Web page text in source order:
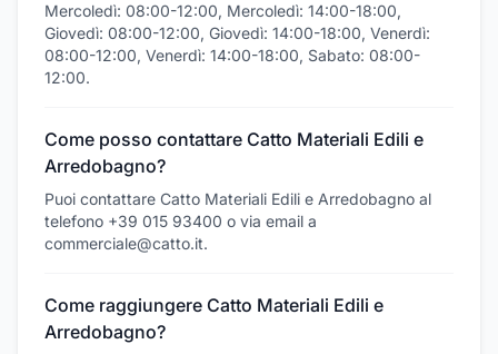
Mercoledì: 08:00-12:00, Mercoledì: 14:00-18:00,
Giovedì: 08:00-12:00, Giovedì: 14:00-18:00, Venerdì:
08:00-12:00, Venerdì: 14:00-18:00, Sabato: 08:00-
12:00.
Come posso contattare Catto Materiali Edili e
Arredobagno?
Puoi contattare Catto Materiali Edili e Arredobagno al
telefono +39 015 93400 o via email a
commerciale@catto.it.
Come raggiungere Catto Materiali Edili e
Arredobagno?